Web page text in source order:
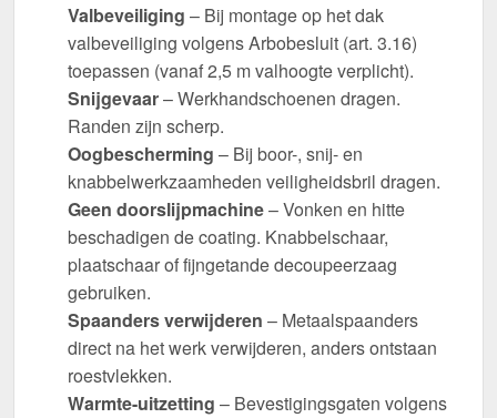
Valbeveiliging – Bij montage op het dak
valbeveiliging volgens Arbobesluit (art. 3.16)
toepassen (vanaf 2,5 m valhoogte verplicht).
Snijgevaar– Werkhandschoenen dragen.
Randen zijn scherp.
Oogbescherming – Bij boor-, snij- en
knabbelwerkzaamheden veiligheidsbril dragen.
Geen doorslijpmachine– Vonken en hitte
beschadigen de coating. Knabbelschaar,
plaatschaar of fijngetande decoupeerzaag
gebruiken.
Spaanders verwijderen – Metaalspaanders
direct na het werk verwijderen, anders ontstaan
roestvlekken.
Warmte-uitzetting – Bevestigingsgaten volgens